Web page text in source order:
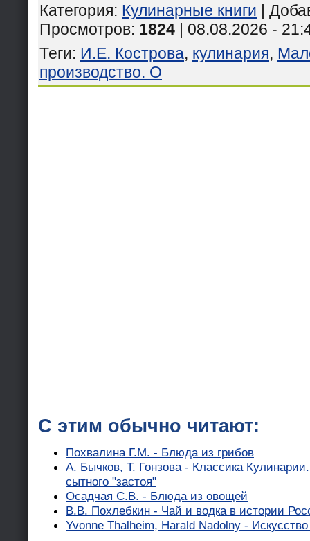
Категория: Кулинарные книги |
Просмотров: 1824 | 08.08.2026 -
Теги: И.Е. Кострова, кулинария,
производство. О
С этим обычно читают:
Похвалина Г.М. - Блюда из грибов
А. Бычков, Т. Гонзова - Классика
сытного "застоя"
Осадчая С.В. - Блюда из овощей
В.В. Похлебкин - Чай и водка в истории
Yvonne Thalheim, Harald Nadolny -